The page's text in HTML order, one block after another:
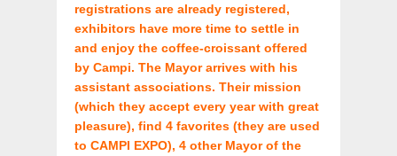
registrations are already registered,
exhibitors have more time to settle in
and enjoy the coffee-croissant offered
by Campi. The Mayor arrives with his
assistant associations. Their mission
(which they accept every year with great
pleasure), find 4 favorites (they are used
to CAMPI EXPO), 4 other Mayor of the